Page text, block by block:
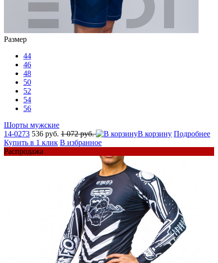
Размер
44
46
48
50
52
54
56
Шорты мужские
14-0273 536 руб. 1 072 руб. В корзину Подробнее
Купить в 1 клик В избранное
Распродажа